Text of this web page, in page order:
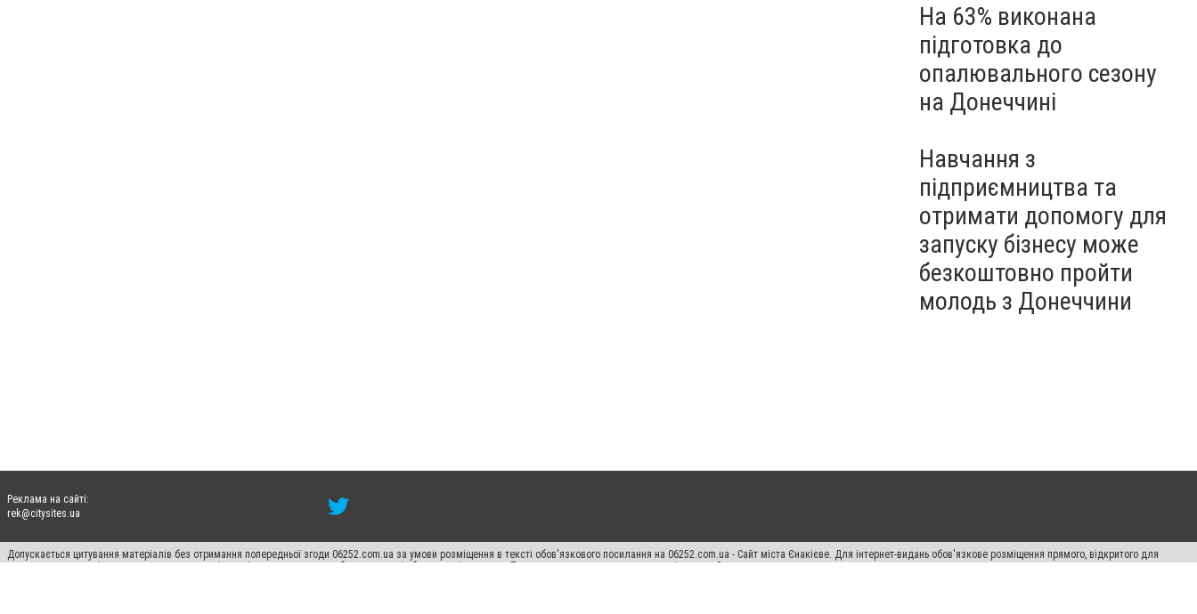
На 63% виконана
підготовка до
опалювального сезону
на Донеччині
Навчання з
підприємництва та
отримати допомогу для
запуску бізнесу може
безкоштовно пройти
молодь з Донеччини
Реклама на сайті:
rek@citysites.ua
Допускається цитування матеріалів без отримання попередньої згоди 06252.com.ua за умови розміщення в тексті обов'язкового посилання на 06252.com.ua - Сайт міста Єнакієве. Для інтернет-видань обов'язкове розміщення прямого, відкритого для
пошукових систем гіперпосилання на цитовані статті не нижче другого абзацу в тексті або в якості джерела. Порушення виняткових прав переслідується Законом.